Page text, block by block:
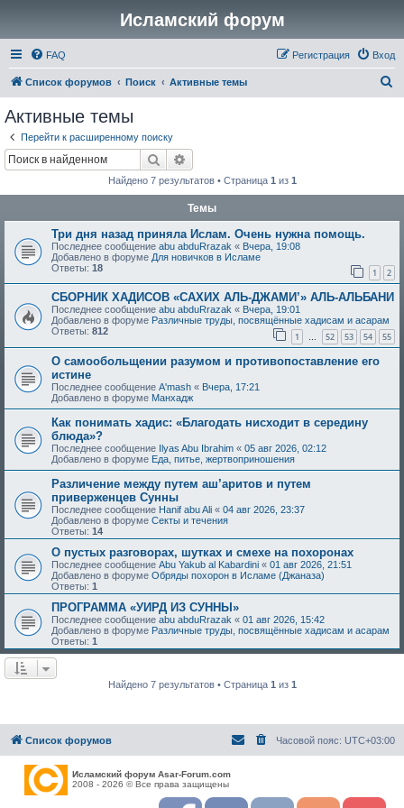
Исламский форум
FAQ Вход
Регистрация
Список форумов Поиск Активные темы
Активные темы
Перейти к расширенному поиску
Поиск
Найдено 7 результатов • Страница 1 из 1
Темы
Три дня назад приняла Ислам. Очень нужна помощь.
Последнее сообщение abu abduRrazak « Вчера, 19:08
Добавлено в форуме Для новичков в Исламе
Ответы: 18 1 2
СБОРНИК ХАДИСОВ «САХИХ АЛЬ-ДЖАМИ’» АЛЬ-АЛЬБАНИ
Последнее сообщение abu abduRrazak « Вчера, 19:01
Добавлено в форуме Различные труды, посвящённые хадисам и асарам
Ответы: 812 1 … 52 53 54 55
О самообольщении разумом и противопоставление его
истине
Последнее сообщение A'mash « Вчера, 17:21
Добавлено в форуме Манхадж
Как понимать хадис: «Благодать нисходит в середину
блюда»?
Последнее сообщение Ilyas Abu Ibrahim « 05 авг 2026, 02:12
Добавлено в форуме Еда, питье, жертвоприношения
Различение между путем аш’аритов и путем
приверженцев Сунны
Последнее сообщение Hanif abu Ali « 04 авг 2026, 23:37
Добавлено в форуме Секты и течения
Ответы: 14
О пустых разговорах, шутках и смехе на похоронах
Последнее сообщение Abu Yakub al Kabardini « 01 авг 2026, 21:51
Добавлено в форуме Обряды похорон в Исламе (Джаназа)
Ответы: 1
ПРОГРАММА «УИРД ИЗ СУННЫ»
Последнее сообщение abu abduRrazak « 01 авг 2026, 15:42
Добавлено в форуме Различные труды, посвящённые хадисам и асарам
Ответы: 1
Найдено 7 результатов • Страница 1 из 1
Список форумов Часовой пояс: UTC+03:00
Исламский форум Asar-Forum.com
2008 - 2026 © Все права защищены